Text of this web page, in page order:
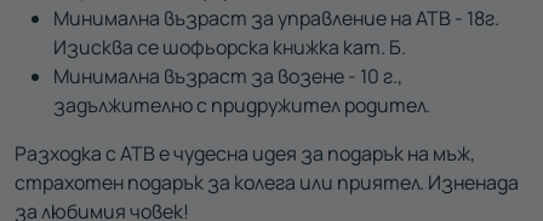
Минимална възраст за управление на АТВ - 18г.
Изисква се шофьорска книжка кат. Б.
Минимална възраст за возене - 10 г.,
задължително с придружител родител.
Разходка с АТВ е чудесна идея за подарък на мъж,
страхотен подарък за колега или приятел. Изненада
за любимия човек!